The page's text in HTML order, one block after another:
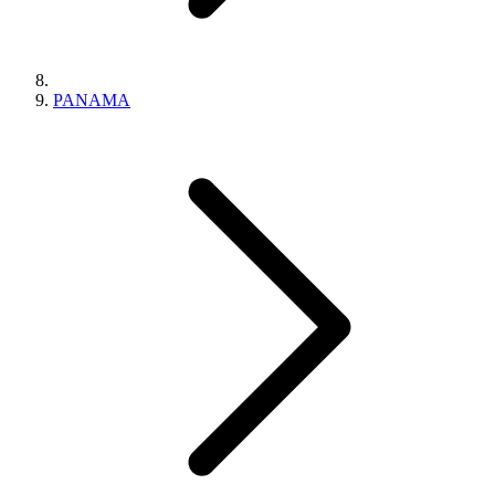
PANAMA